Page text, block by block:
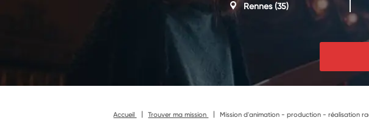
Rennes(35)
Accueil Trouver ma mission Mission d'animation - production - réalisation